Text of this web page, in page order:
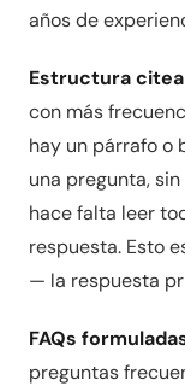
años de
Estructura
con más
hay un párrafo o
una pregunta,
hace falta leer
respuesta. Esto
— la respuesta
FAQs
preguntas